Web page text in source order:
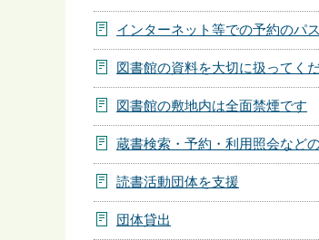
インターネット等での予約のパ
図書館の資料を大切に扱ってく
図書館の敷地内は全面禁煙です
蔵書検索・予約・利用照会など
読書活動団体を支援
団体貸出